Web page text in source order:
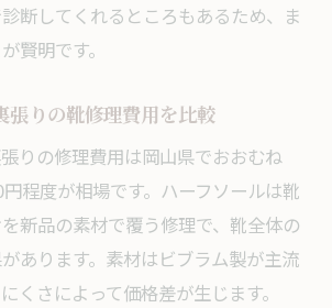
断してくれるところもあるため、ま
賢明です。
りの靴修理費用を比較
りの修理費用は岡山県でおおむね
程度が相場です。ハーフソールは靴
新品の素材で覆う修理で、靴全体の
あります。素材はビブラム製が主流
くさによって価格差が生じます。